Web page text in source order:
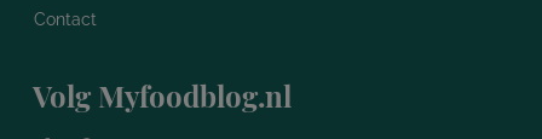
Contact
Volg Myfoodblog.nl